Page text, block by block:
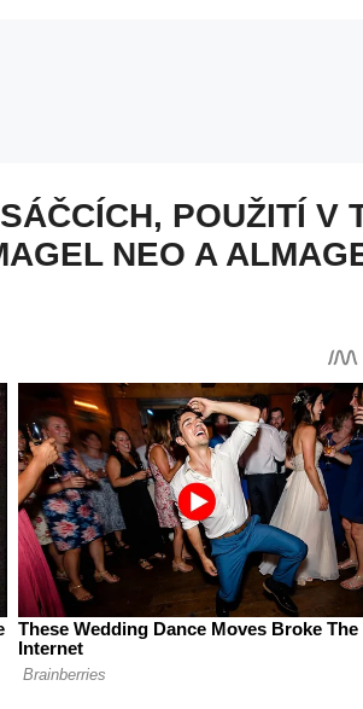
POUŽITÍ V
NEO A